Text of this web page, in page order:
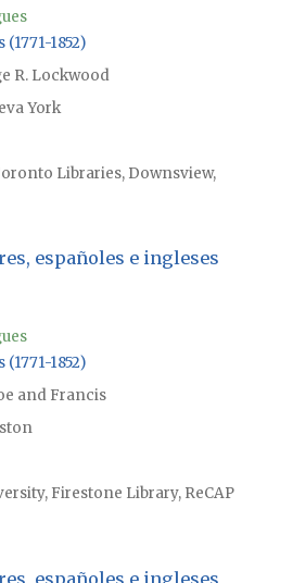
1852)
R. Lockwood
York
Libraries, Downsview,
españoles e ingleses
1852)
and Francis
Firestone Library, ReCAP